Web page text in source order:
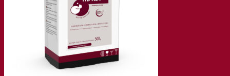
知识中心
专家见解
常见问题解答
网络研讨会的录音
文档
啤酒技巧与窍门